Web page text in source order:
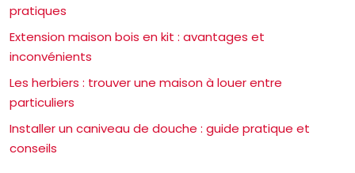
pratiques
Extension maison bois en kit : avantages et
inconvénients
Les herbiers : trouver une maison à louer entre
particuliers
Installer un caniveau de douche : guide pratique et
conseils